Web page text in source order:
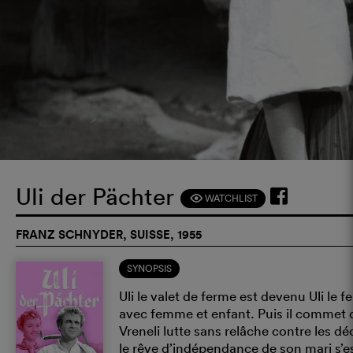
Uli der Pächter F WATCHLIST
FRANZ SCHNYDER, SUISSE, 1955
SYNOPSIS
Uli le valet de ferme est devenu Uli le
avec femme et enfant. Puis il commet
Vreneli lutte sans relâche contre les
le rêve d’indépendance de son mari